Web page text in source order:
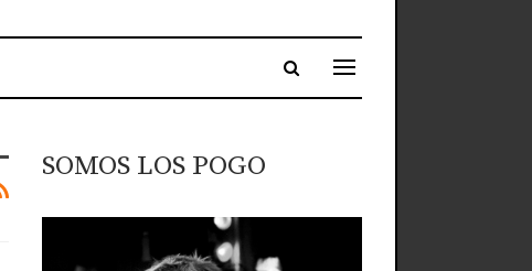
SOMOS LOS POGO